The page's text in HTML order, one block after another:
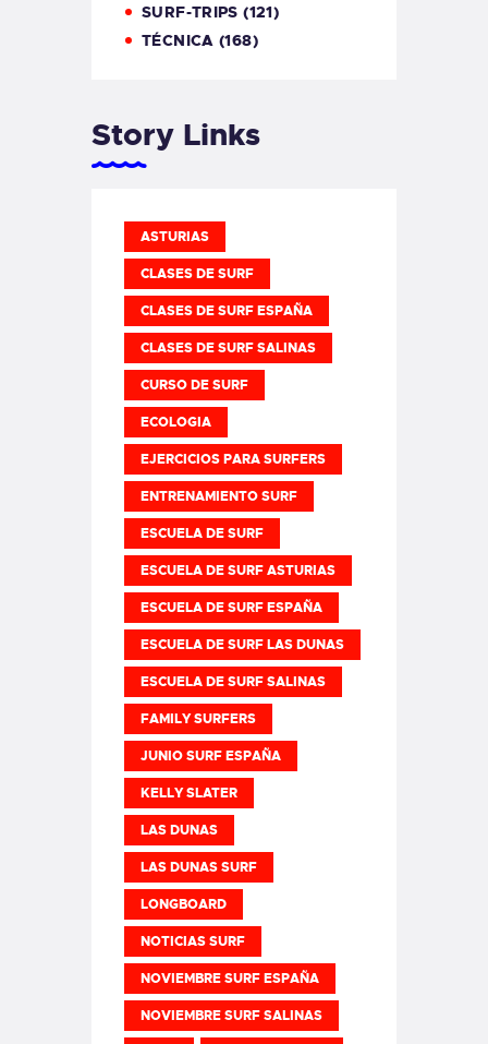
SURF-TRIPS (121)
TÉCNICA (168)
Story Links
ASTURIAS
CLASES DE SURF
CLASES DE SURF ESPAÑA
CLASES DE SURF SALINAS
CURSO DE SURF
ECOLOGIA
EJERCICIOS PARA SURFERS
ENTRENAMIENTO SURF
ESCUELA DE SURF
ESCUELA DE SURF ASTURIAS
ESCUELA DE SURF ESPAÑA
ESCUELA DE SURF LAS DUNAS
ESCUELA DE SURF SALINAS
FAMILY SURFERS
JUNIO SURF ESPAÑA
KELLY SLATER
LAS DUNAS
LAS DUNAS SURF
LONGBOARD
NOTICIAS SURF
NOVIEMBRE SURF ESPAÑA
NOVIEMBRE SURF SALINAS